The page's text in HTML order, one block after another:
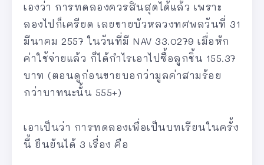
เองว่า การทดลองควรสิ้นสุดได้แล้ว เพราะ
ลองไปก็เครียด เลยขายบัวหลวงทศพลวันที่ 31
มีนาคม 2557 ในวันที่มี NAV 33.0279 เมื่อหัก
ค่าใช้จ่ายแล้ว ก็ได้กำไรเอาไปซื้อลูกชิ้น 155.37
บาท (ตอนดูก่อนขายบอกว่ามูลค่าสามร้อย
กว่าบาทนะนั้น 555+)
เอาเป็นว่า การทดลองเพื่อเป็นบทเรียนในครั้ง
นี้ ยืนยันได้ 3 เรื่อง คือ